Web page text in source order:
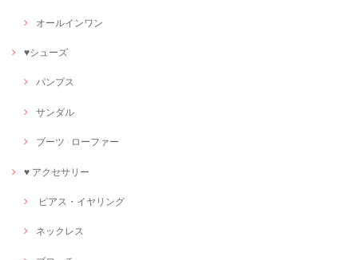
オールインワン
♥シューズ
パンプス
サンダル
ブーツ · ローファー
♥ アクセサリー
ピアス・イヤリング
ネックレス